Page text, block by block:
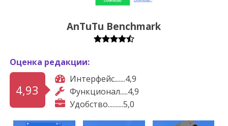
AnTuTu Benchmark
Оценка редакции:
4,93
Интерфейс.......4,9
Функционал.....4,9
Удобство..........5,0